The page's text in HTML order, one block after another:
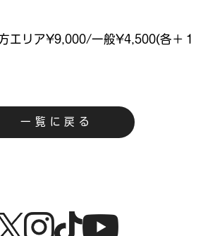
エリア¥9,000/一般¥4,500(各＋１
一覧に戻る